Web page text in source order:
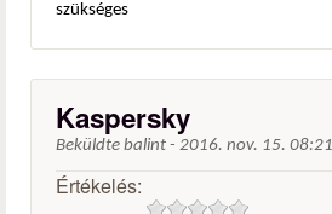
szükséges
Kaspersky
Beküldte balint - 2016. nov. 15. 08:21
Értékelés: